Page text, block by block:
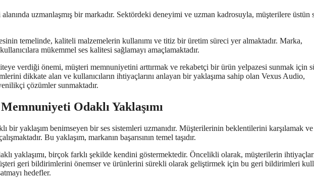
uzmanlaşmış bir markadır. Sektördeki deneyimi ve uzman kadrosuyla, müşterilere üstün
temelinde, kaliteli malzemelerin kullanımı ve titiz bir üretim süreci yer almaktadır. Marka,
mükemmel ses kalitesi sağlamayı amaçlamaktadır.
verdiği önemi, müşteri memnuniyetini arttırmak ve rekabetçi bir ürün yelpazesi sunmak için
dikkate alan ve kullanıcıların ihtiyaçlarını anlayan bir yaklaşıma sahip olan Vexus Audio,
çözümler sunmaktadır.
Odaklı Yaklaşımı
bir yaklaşım benimseyen bir ses sistemleri uzmanıdır. Müşterilerinin beklentilerini karşılamak
Bu yaklaşım, markanın başarısının temel taşıdır.
yaklaşımı, birçok farklı şekilde kendini göstermektedir. Öncelikli olarak, müşterilerin
geri bildirimlerini önemser ve ürünlerini sürekli olarak geliştirmek için bu geri bildirimleri
hedefler.